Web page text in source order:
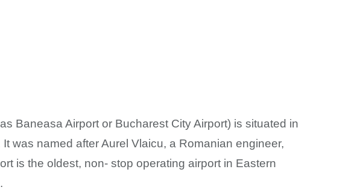
Baneasa Airport or Bucharest City Airport) is situated in
was named after Aurel Vlaicu, a Romanian engineer,
is the oldest, non- stop operating airport in Eastern